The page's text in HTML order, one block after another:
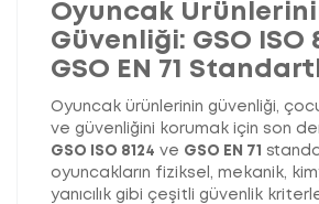
Oyuncak
Güvenliği: GSO ISO
GSO EN 71
Oyuncak ürünlerinin güvenliği,
ve güvenliğini korumak için son
GSO ISO 8124 ve GSO EN 71
oyuncakların fiziksel, mekanik,
yanıcılık gibi çeşitli güvenlik